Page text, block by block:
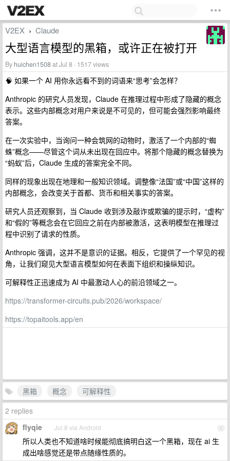
V2EX › Claude
大型语言模型的黑箱，或许正在被打开
By huichen1508at Jul 8 · 1517 views
🧠 如果一个 AI 用你永远看不到的词语来“思考”会怎样？
Anthropic 的研究人员发现，Claude 在推理过程中形成了隐藏的概念
表示。这些内部概念对用户来说是不可见的，但可能会强烈影响最终
答案。
在一次实验中，当询问一种会筑网的动物时，激活了一个内部的“蜘
蛛”概念——尽管这个词从未出现在回应中。将那个隐藏的概念替换为
“蚂蚁”后，Claude 生成的答案完全不同。
同样的现象出现在地理和一般知识领域。调整像“法国”或“中国”这样的
内部概念，会改变关于首都、货币和相关事实的答案。
研究人员还观察到，当 Claude 收到涉及敲诈或欺骗的提示时，“虚构”
和“假的”等概念会在它回应之前在内部被激活，这表明模型在推理过
程中识别了请求的性质。
Anthropic 强调，这并不是意识的证据。相反，它提供了一个罕见的视
角，让我们窥见大型语言模型如何在表面下组织和操纵知识。
可解释性正迅速成为 AI 中最激动人心的前沿领域之一。
https://transformer-circuits.pub/2026/workspace/
https://topaitools.app/en
黑箱 概念
可解释性
2 replies
1
flyqie Jul 8 via Android
所以人类也不知道啥时候能彻底搞明白这一个黑箱，现在 ai 生
成出啥感觉还是带点随缘性质的。